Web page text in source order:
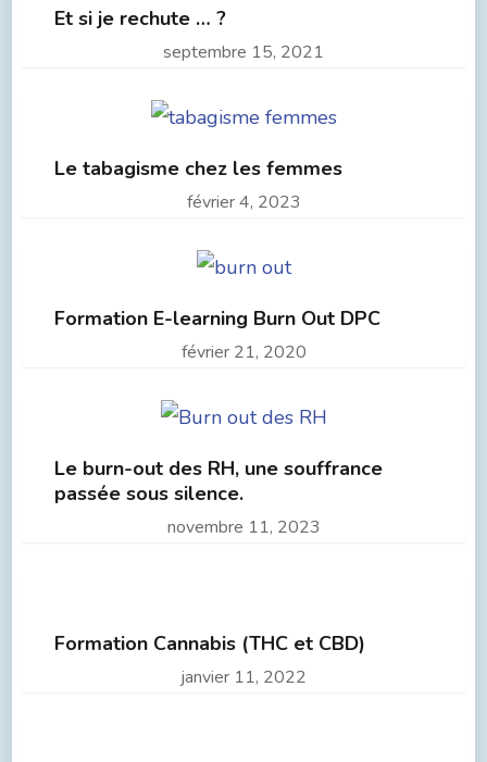
Et si je rechute … ?
septembre 15, 2021
Le tabagisme chez les femmes
février 4, 2023
Formation E-learning Burn Out DPC
février 21, 2020
Le burn-out des RH, une souffrance
passée sous silence.
novembre 11, 2023
Formation Cannabis (THC et CBD)
janvier 11, 2022